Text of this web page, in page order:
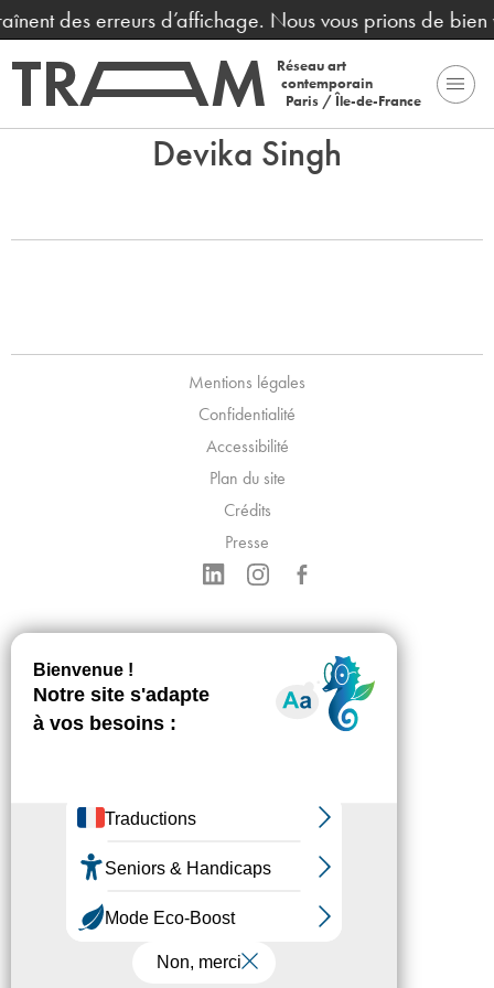
des erreurs d’affichage. Nous vous prions de
Réseau art
contemporain
Paris / Île-de-France
Devika Singh
Mentions légales
Confidentialité
Accessibilité
Plan du site
Crédits
Presse